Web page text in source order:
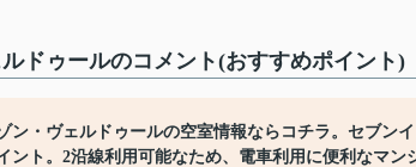
ドゥールのコメント(おすすめポイント)
ン・ヴェルドゥールの空室情報ならコチラ。セブン
ント。2沿線利用可能なため、電車利用に便利なマ